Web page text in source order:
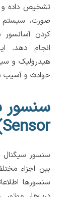
تشخیص داده و
صورت، سیستم
کردن آسانسور
انجام دهد.
هیدرولیک و
حوادث و آسیب
Sensor)
سنسور سیگنال
بین اجزاء
سنسورها